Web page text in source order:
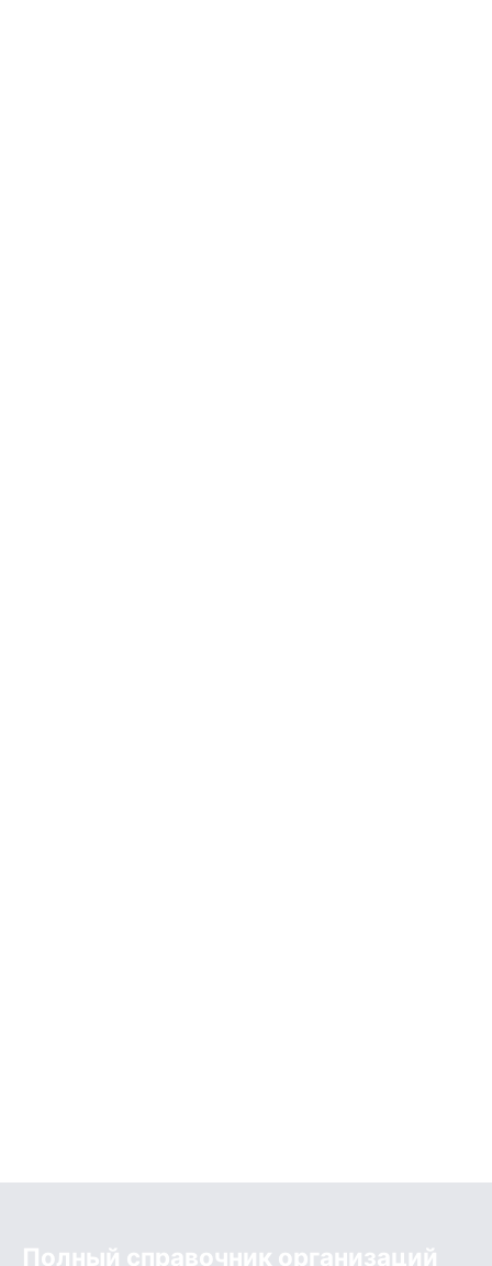
Полный справочник организаций